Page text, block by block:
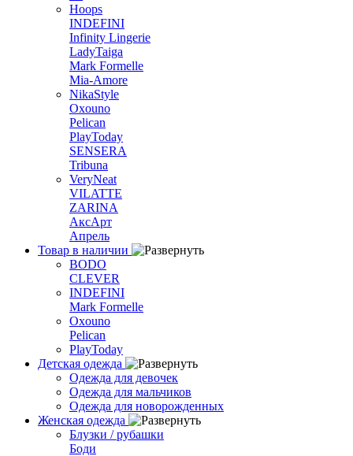
Hoops
INDEFINI
Infinity Lingerie
LadyTaiga
Mark Formelle
Mia-Amore
NikaStyle
Oxouno
Pelican
PlayToday
SENSERA
Tribuna
VeryNeat
VILATTE
ZARINA
АксАрт
Апрель
Товар в наличии
BODO
CLEVER
INDEFINI
Mark Formelle
Oxouno
Pelican
PlayToday
Детская одежда
Одежда для девочек
Одежда для мальчиков
Одежда для новорожденных
Женская одежда
Блузки / рубашки
Боди